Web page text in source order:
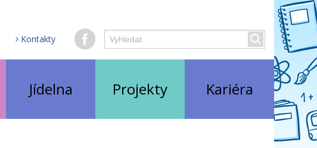
Kontakty
Hledaný
text
Vyhledat
Jídelna Projekty Kariéra